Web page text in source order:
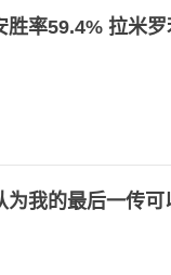
胜率59.4% 拉米
为我的最后一传